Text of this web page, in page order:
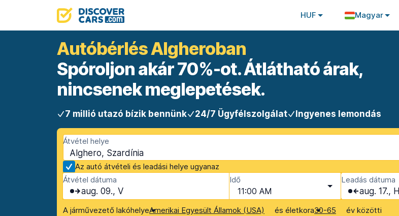
HUF Magyar
Autóbérlés Algheroban
Spóroljon akár 70%-ot. Átlátható árak,
nincsenek meglepetések.
7 millió utazó bízik bennünk 24/7 Ügyfélszolgálat Ingyenes lemondás
Átvétel helye
Alghero, Szardínia
Az autó átvételi és leadási helye ugyanaz
Átvétel dátuma
aug. 09., V
Idő
11:00 AM
Leadás dátuma
aug. 17., H
A járművezető lakóhelyeAmerikai Egyesült Államok (USA) és életkora30-65 év közötti